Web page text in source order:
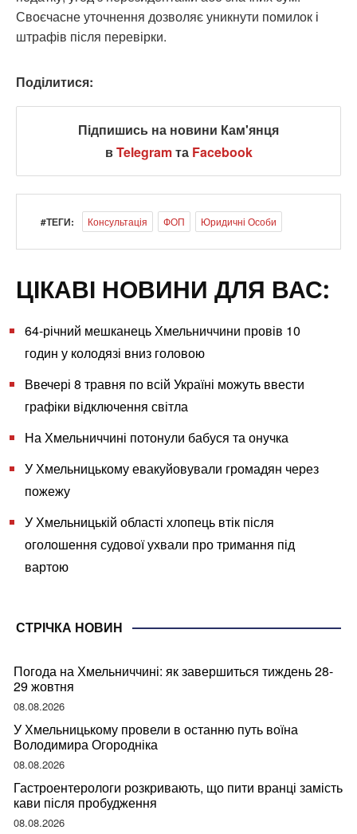
Своєчасне уточнення дозволяє уникнути помилок і
штрафів після перевірки.
Поділитися:
Підпишись на новини Кам'янця
вTelegramта Facebook
#ТЕГИ: Консультація ФОП Юридичні Особи
ЦІКАВІ НОВИНИ ДЛЯ ВАС:
64-річний мешканець Хмельниччини провів 10
годин у колодязі вниз головою
Ввечері 8 травня по всій Україні можуть ввести
графіки відключення світла
На Хмельниччині потонули бабуся та онучка
У Хмельницькому евакуйовували громадян через
пожежу
У Хмельницькій області хлопець втік після
оголошення судової ухвали про тримання під
вартою
СТРІЧКА НОВИН
Погода на Хмельниччині: як завершиться тиждень 28-
29 жовтня
08.08.2026
У Хмельницькому провели в останню путь воїна
Володимира Огородніка
08.08.2026
Гастроентерологи розкривають, що пити вранці замість
кави після пробудження
08.08.2026